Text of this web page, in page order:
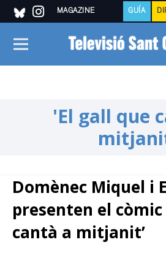
MAGAZINE GUÍA
'El gall que
Domènec Miquel i
presenten el còmic
cantà a mitjanit’